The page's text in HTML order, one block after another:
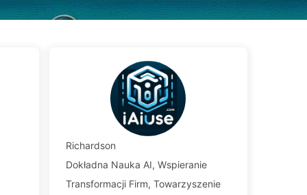
Richardson
Dokładna Nauka AI, Wspieranie
Transformacji Firm, Towarzyszenie